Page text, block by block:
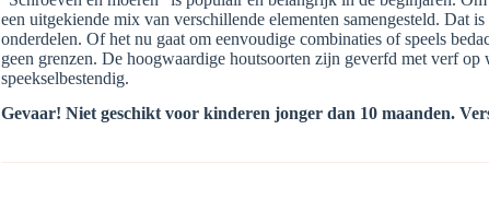
een uitgekiende mix van verschillende elementen samengesteld. Dat
onderdelen. Of het nu gaat om eenvoudige combinaties of speels
geen grenzen. De hoogwaardige houtsoorten zijn geverfd met verf op
speekselbestendig.
Gevaar! Niet geschikt voor kinderen jonger dan 10 maanden.